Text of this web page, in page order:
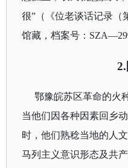
很”（《位老谈话记录（
馆藏，档案号： SZA—
2.
鄂豫皖苏区革命的火
当他们因各种因素回乡
时，他们熟稔当地的人
马列主义意识形态及共